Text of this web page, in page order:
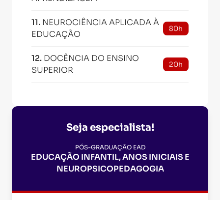
11. NEUROCIÊNCIA APLICADA À
EDUCAÇÃO
80h
12. DOCÊNCIA DO ENSINO
SUPERIOR
20h
Seja especialista!
PÓS-GRADUAÇÃO EAD
EDUCAÇÃO INFANTIL, ANOS INICIAIS E
NEUROPSICOPEDAGOGIA